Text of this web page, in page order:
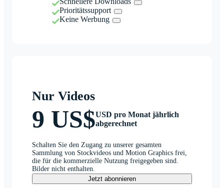
Prioritätssupport
Keine Werbung
Nur Videos
9 US$USD pro Monat jährlich
abgerechnet
Schalten Sie den Zugang zu unserer gesamten
Sammlung von Stockvideos und Motion Graphics frei,
die für die kommerzielle Nutzung freigegeben sind.
Bilder nicht enthalten.
Jetzt abonnieren